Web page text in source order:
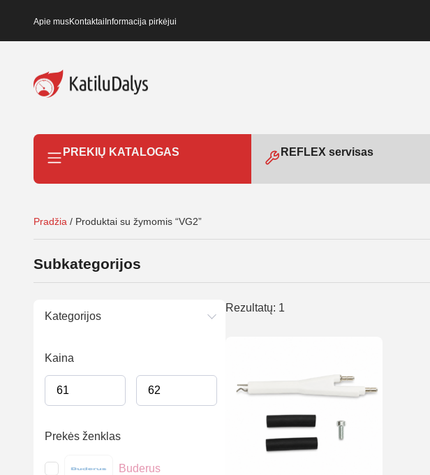
Apie musKontaktaiInformacija pirkėjui
PREKIŲ KATALOGAS REFLEX servisas
Pradžia / Produktai su žymomis “VG2”
Subkategorijos
Kategorijos
Kaina
Prekės ženklas
Buderus
Rezultatų: 1